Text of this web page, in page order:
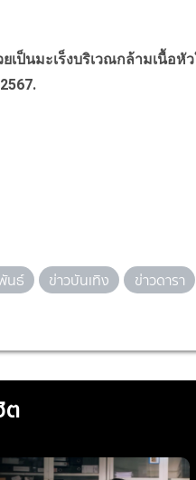
ยเป็นมะเร็งบริเวณกล้ามเนื้อ
นธ์ ข่าวบันเทิง ข่าวดารา
ต